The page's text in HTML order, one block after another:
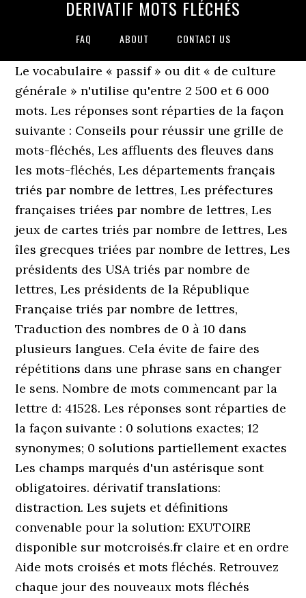
DERIVATIF MOTS FLÉCHÉS
FAQ ABOUT CONTACT US
Le vocabulaire « passif » ou dit « de culture
générale » n'utilise qu'entre 2 500 et 6 000
mots. Les réponses sont réparties de la façon
suivante : Conseils pour réussir une grille de
mots-fléchés, Les affluents des fleuves dans
les mots-fléchés, Les départements français
triés par nombre de lettres, Les préfectures
françaises triées par nombre de lettres, Les
jeux de cartes triés par nombre de lettres, Les
îles grecques triées par nombre de lettres, Les
présidents des USA triés par nombre de
lettres, Les présidents de la République
Française triés par nombre de lettres,
Traduction des nombres de 0 à 10 dans
plusieurs langues. Cela évite de faire des
répétitions dans une phrase sans en changer
le sens. Nombre de mots commencant par la
lettre d: 41528. Les réponses sont réparties de
la façon suivante : 0 solutions exactes; 12
synonymes; 0 solutions partiellement exactes
Les champs marqués d'un astérisque sont
obligatoires. dérivatif translations:
distraction. Les sujets et définitions
convenable pour la solution: EXUTOIRE
disponible sur motcroisés.fr claire et en ordre
Aide mots croisés et mots fléchés. Retrouvez
chaque jour des nouveaux mots fléchés